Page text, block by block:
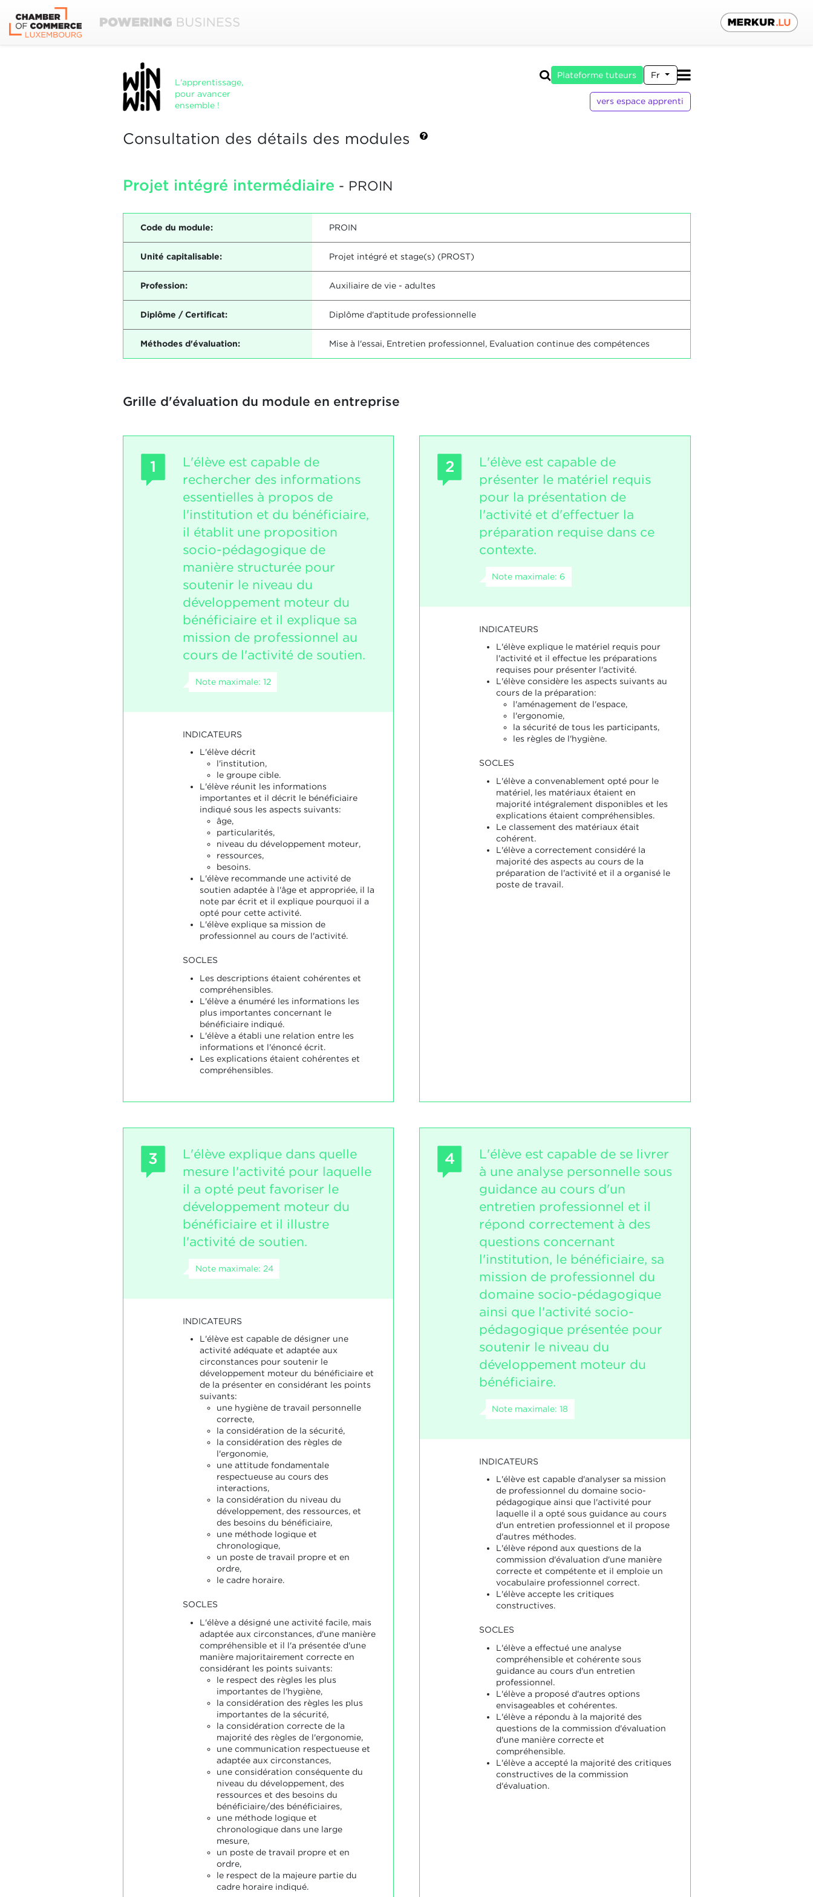
L'apprentissage,
pour avancer
ensemble !
Plateforme tuteurs Fr
vers espace apprenti
Consultation des détails des modules
Projet intégré intermédiaire - PROIN
Code du module: PROIN
Unité capitalisable: Projet intégré et stage(s) (PROST)
Profession: Auxiliaire de vie - adultes
Diplôme / Certificat: Diplôme d'aptitude professionnelle
Méthodes d'évaluation: Mise à l'essai, Entretien professionnel, Evaluation continue des compétences
Grille d'évaluation du module en entreprise
1
L'élève est capable de
rechercher des informations
essentielles à propos de
l'institution et du bénéficiaire,
il établit une proposition
socio-pédagogique de
manière structurée pour
soutenir le niveau du
développement moteur du
bénéficiaire et il explique sa
mission de professionnel au
cours de l'activité de soutien.
Note maximale: 12
INDICATEURS
L'élève décrit
l'institution,
le groupe cible.
L'élève réunit les informations
importantes et il décrit le bénéficiaire
indiqué sous les aspects suivants:
âge,
particularités,
niveau du développement moteur,
ressources,
besoins.
L'élève recommande une activité de
soutien adaptée à l'âge et appropriée, il la
note par écrit et il explique pourquoi il a
opté pour cette activité.
L'élève explique sa mission de
professionnel au cours de l'activité.
SOCLES
Les descriptions étaient cohérentes et
compréhensibles.
L'élève a énuméré les informations les
plus importantes concernant le
bénéficiaire indiqué.
L'élève a établi une relation entre les
informations et l'énoncé écrit.
Les explications étaient cohérentes et
compréhensibles.
2
L'élève est capable de
présenter le matériel requis
pour la présentation de
l'activité et d'effectuer la
préparation requise dans ce
contexte.
Note maximale: 6
INDICATEURS
L'élève explique le matériel requis pour
l'activité et il effectue les préparations
requises pour présenter l'activité.
L'élève considère les aspects suivants au
cours de la préparation:
l'aménagement de l'espace,
l'ergonomie,
la sécurité de tous les participants,
les règles de l'hygiène.
SOCLES
L'élève a convenablement opté pour le
matériel, les matériaux étaient en
majorité intégralement disponibles et les
explications étaient compréhensibles.
Le classement des matériaux était
cohérent.
L'élève a correctement considéré la
majorité des aspects au cours de la
préparation de l'activité et il a organisé le
poste de travail.
3
L'élève explique dans quelle
mesure l'activité pour laquelle
il a opté peut favoriser le
développement moteur du
bénéficiaire et il illustre
l'activité de soutien.
Note maximale: 24
INDICATEURS
L'élève est capable de désigner une
activité adéquate et adaptée aux
circonstances pour soutenir le
développement moteur du bénéficiaire et
de la présenter en considérant les points
suivants:
une hygiène de travail personnelle
correcte,
la considération de la sécurité,
la considération des règles de
l'ergonomie,
une attitude fondamentale
respectueuse au cours des
interactions,
la considération du niveau du
développement, des ressources, et
des besoins du bénéficiaire,
une méthode logique et
chronologique,
un poste de travail propre et en
ordre,
le cadre horaire.
SOCLES
L'élève a désigné une activité facile, mais
adaptée aux circonstances, d'une manière
compréhensible et il l'a présentée d'une
manière majoritairement correcte en
considérant les points suivants:
le respect des règles les plus
importantes de l'hygiène,
la considération des règles les plus
importantes de la sécurité,
la considération correcte de la
majorité des règles de l'ergonomie,
une communication respectueuse et
adaptée aux circonstances,
une considération conséquente du
niveau du développement, des
ressources et des besoins du
bénéficiaire/des bénéficiaires,
une méthode logique et
chronologique dans une large
mesure,
un poste de travail propre et en
ordre,
le respect de la majeure partie du
cadre horaire indiqué.
4
L'élève est capable de se livrer
à une analyse personnelle sous
guidance au cours d'un
entretien professionnel et il
répond correctement à des
questions concernant
l'institution, le bénéficiaire, sa
mission de professionnel du
domaine socio-pédagogique
ainsi que l'activité socio-
pédagogique présentée pour
soutenir le niveau du
développement moteur du
bénéficiaire.
Note maximale: 18
INDICATEURS
L'élève est capable d'analyser sa mission
de professionnel du domaine socio-
pédagogique ainsi que l'activité pour
laquelle il a opté sous guidance au cours
d'un entretien professionnel et il propose
d'autres méthodes.
L'élève répond aux questions de la
commission d'évaluation d'une manière
correcte et compétente et il emploie un
vocabulaire professionnel correct.
L'élève accepte les critiques
constructives.
SOCLES
L'élève a effectué une analyse
compréhensible et cohérente sous
guidance au cours d'un entretien
professionnel.
L'élève a proposé d'autres options
envisageables et cohérentes.
L'élève a répondu à la majorité des
questions de la commission d'évaluation
d'une manière correcte et
compréhensible.
L'élève a accepté la majorité des critiques
constructives de la commission
d'évaluation.